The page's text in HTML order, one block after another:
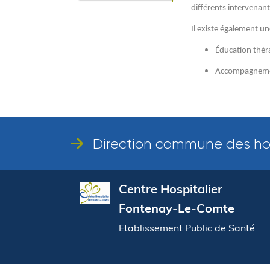
différents
Il existe également
Éducation
Direction commune des
Centre Hospitalier
Fontenay-Le-Comte
Etablissement Public de Santé